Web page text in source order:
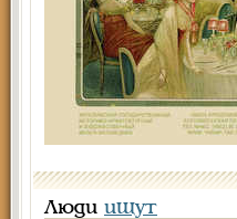
Люди ищут